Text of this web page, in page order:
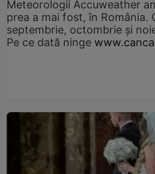
Meteorologii Accuweather
prea a mai fost, în România.
septembrie, octombrie și
Pe ce dată ninge